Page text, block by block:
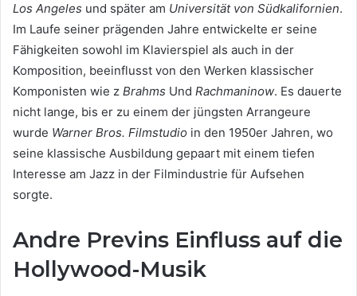
Los Angeles und später am Universität von Südkalifornien.
Im Laufe seiner prägenden Jahre entwickelte er seine
Fähigkeiten sowohl im Klavierspiel als auch in der
Komposition, beeinflusst von den Werken klassischer
Komponisten wie z Brahms Und Rachmaninow. Es dauerte
nicht lange, bis er zu einem der jüngsten Arrangeure
wurde Warner Bros. Filmstudio in den 1950er Jahren, wo
seine klassische Ausbildung gepaart mit einem tiefen
Interesse am Jazz in der Filmindustrie für Aufsehen
sorgte.
Andre Previns Einfluss auf die
Hollywood-Musik